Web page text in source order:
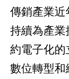
傳銷產業近
持續為產業
約電子化的
數位轉型和